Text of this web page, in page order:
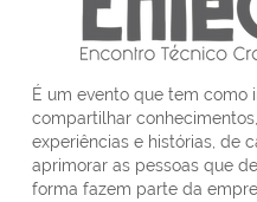
É um evento que tem como
compartilhar conhecimentos,
experiências e histórias, de
aprimorar as pessoas que
forma fazem parte da